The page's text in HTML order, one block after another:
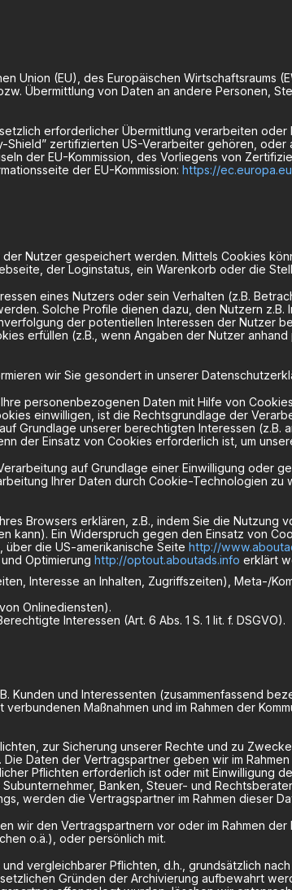
Union (EU), des Europäischen Wirtschaftsraums
Übermittlung von Daten an andere Personen,
erforderlicher Übermittlung verarbeiten oder
zertifizierten US-Verarbeiter gehören,
der EU-Kommission, des Vorliegens von
der EU-Kommission:https://
Nutzer gespeichert werden. Mittels Cookies
der Loginstatus, ein Warenkorb oder die
eines Nutzers oder sein Verhalten (z.B.
Solche Profile dienen dazu, den Nutzern
der potentiellen Interessen der Nutzer
erfüllen (z.B., wenn Angaben der Nutzer
wir Sie gesondert in unserer
personenbezogenen Daten mit Hilfe von
einwilligen, ist die Rechtsgrundlage der
Grundlage unserer berechtigten Interessen (z.B.
der Einsatz von Cookies erforderlich ist, um
auf Grundlage einer Einwilligung oder
Ihrer Daten durch Cookie-Technologien zu
Browsers erklären, z.B., indem Sie die
kann). Ein Widerspruch gegen den Einsatz von
über die US-amerikanische Seitehttp://
Optimierunghttp://optout.aboutads.info erklärt
Interesse an Inhalten, Zugriffszeiten), Meta-/
Onlinediensten).
Interessen (Art. 6 Abs. 1 S. 1 lit. f. DSGVO).
und Interessenten (zusammenfassend
Maßnahmen und im Rahmen der
zur Sicherung unserer Rechte und zu
Daten der Vertragspartner geben wir im
Pflichten erforderlich ist oder mit Einwilligung
Banken, Steuer- und
werden die Vertragspartner im Rahmen dieser
wir den Vertragspartnern vor oder im Rahmen der
o.ä.), oder persönlich mit.
vergleichbarer Pflichten, d.h., grundsätzlich
Gründen der Archivierung aufbewahrt